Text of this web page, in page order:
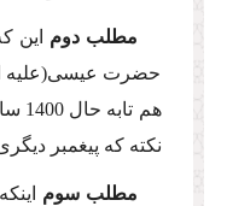
مطلب دوم این
حضرت عیسى(علیه
نكته كه پیغمبر
مطلب سوم